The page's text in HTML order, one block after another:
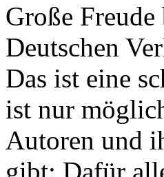
Große
Deutschen
Das ist eine
ist nur
Autoren und
gibt: Dafür